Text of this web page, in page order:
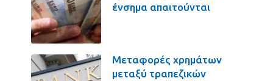
ένσημα απαιτούνται
Μεταφορές χρημάτων
μεταξύ τραπεζικών